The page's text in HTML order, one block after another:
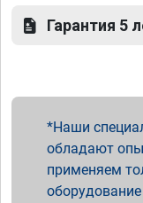
Гарантия 5
Наши
обладают
применяем